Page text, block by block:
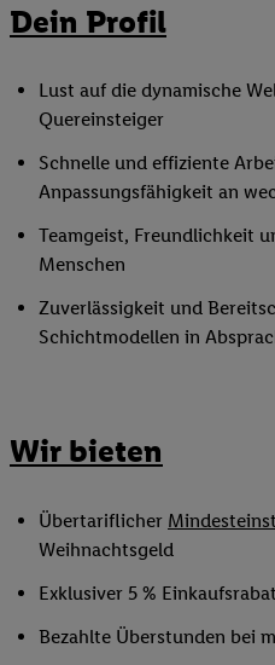
Dein Profil
Lust auf die dynamische
Quereinsteiger
Schnelle und effiziente
Anpassungsfähigkeit an
Teamgeist, Freundlichkeit
Menschen
Zuverlässigkeit und
Schichtmodellen in
Wir bieten
Übertariflicher
Weihnachtsgeld
Exklusiver 5 %
Bezahlte Überstunden bei